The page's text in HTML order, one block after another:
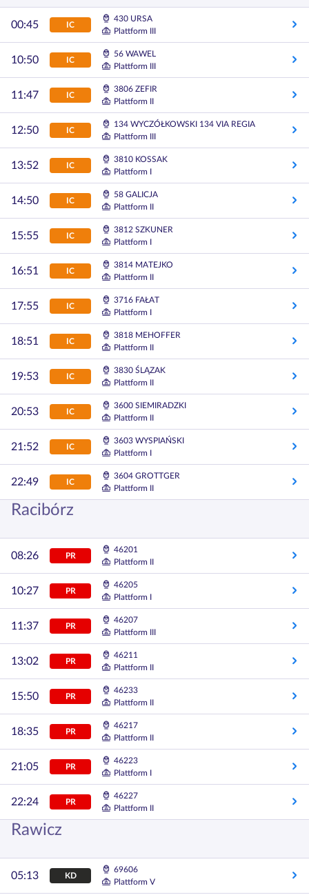
00:45 IC
430 URSA
Plattform III
10:50 IC
56 WAWEL
Plattform III
11:47 IC
3806 ZEFIR
Plattform II
12:50 IC
134 WYCZÓŁKOWSKI 134 VIA REGIA
Plattform III
13:52 IC
3810 KOSSAK
Plattform I
14:50 IC
58 GALICJA
Plattform II
15:55 IC
3812 SZKUNER
Plattform I
16:51 IC
3814 MATEJKO
Plattform II
17:55 IC
3716 FAŁAT
Plattform I
18:51 IC
3818 MEHOFFER
Plattform II
19:53 IC
3830 ŚLĄZAK
Plattform II
20:53 IC
3600 SIEMIRADZKI
Plattform II
21:52 IC
3603 WYSPIAŃSKI
Plattform I
22:49 IC
3604 GROTTGER
Plattform II
Racibórz
08:26 PR
46201
Plattform II
10:27 PR
46205
Plattform I
11:37 PR
46207
Plattform III
13:02 PR
46211
Plattform II
15:50 PR
46233
Plattform II
18:35 PR
46217
Plattform II
21:05 PR
46223
Plattform I
22:24 PR
46227
Plattform II
Rawicz
05:13 KD
69606
Plattform V